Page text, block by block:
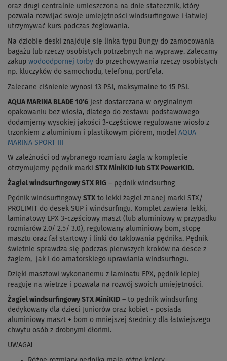
oraz drugi centralnie umieszczona na dnie statecznik, który
pozwala rozwijać swoje umiejętności windsurfingowe i łatwiej
utrzymywać kurs podczas żeglowania.
Na dziobie deski znajduje się linka typu Bungy do zamocowania
bagażu lub rzeczy osobistych potrzebnych na wyprawę. Zalecamy
zakup wodoodpornej torby do przechowywania rzeczy osobistych
np. kluczyków do samochodu, telefonu, portfela.
Zalecane ciśnienie wynosi 13 PSI, maksymalne to 15 PSI.
AQUA MARINA BLADE 10'6 jest dostarczana w oryginalnym
opakowaniu bez wiosła, dlatego do zestawu podstawowego
dodamjemy wysokiej jakości 3-częściowe regulowane wiosło z
trzonkiem z aluminium i plastikowym piórem, model AQUA
MARINA SPORT III
W zależności od wybranego rozmiaru żagla w komplecie
otrzymujemy pędnik marki STX MiniKID lub STX PowerKID.
Żagiel windsurfingowy STX RIG – pędnik windsurfing
Pędnik windsurfingowy STX to lekki żagiel znanej marki STX/
PROLIMIT do desek SUP i windsurfingu. Komplet zawiera lekki,
laminatowy EPX 3-częściowy maszt (lub aluminiowy w przypadku
rozmiarów 2.0/ 2.5/ 3.0), regulowany aluminiowy bom, stopę
masztu oraz fał startowy i linki do taklowania pędnika. Pędnik
świetnie sprawdza się podczas pierwszych kroków na desce z
żaglem, jak i do amatorskiego uprawiania windsurfingu.
Dzięki masztowi wykonanemu z laminatu EPX, pędnik lepiej
reaguje na wietrze i pozwala na rozwój swoich umiejętności.
Żagiel windsurfingowy STX MiniKID – to pędnik windsurfing
dedykowany dla dzieci Juniorów oraz kobiet - posiada
aluminiowy maszt + bom o mniejszej średnicy dla łatwiejszego
chwytu osób z drobnymi dłońmi.
UWAGA!